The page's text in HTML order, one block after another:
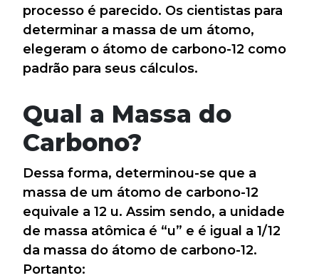
processo é parecido. Os cientistas para
determinar a massa de um átomo,
elegeram o átomo de carbono-12 como
padrão para seus cálculos.
Qual a Massa do
Carbono?
Dessa forma, determinou-se que a
massa de um átomo de carbono-12
equivale a 12 u. Assim sendo, a unidade
de massa atômica é “u” e é igual a 1/12
da massa do átomo de carbono-12.
Portanto: